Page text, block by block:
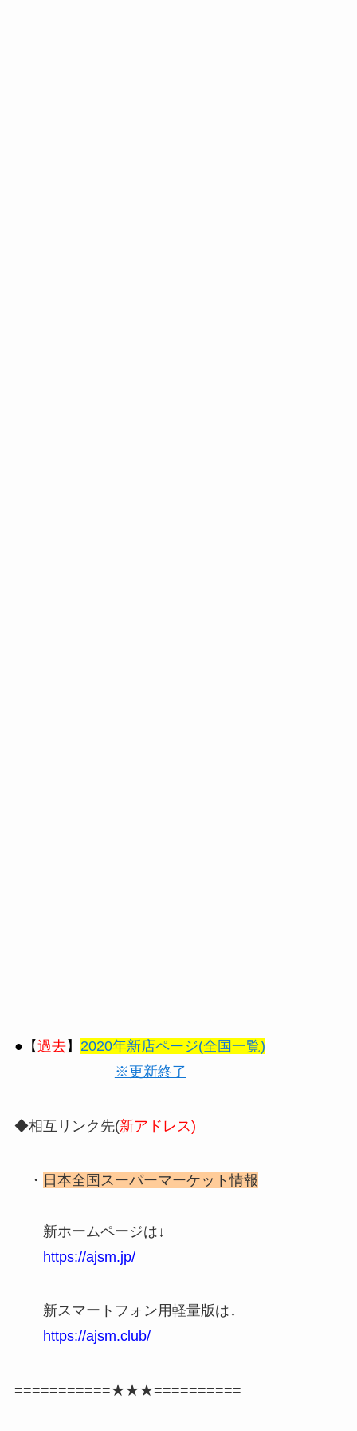
●【過去】 2020年新店ページ(全国一覧)
※更新終了
◆相互リンク先(新アドレス)
・ 日本全国スーパーマーケット情報
新ホームページは↓
https://ajsm.jp/
新スマートフォン用軽量版は↓
https://ajsm.club/
===========★★★==========